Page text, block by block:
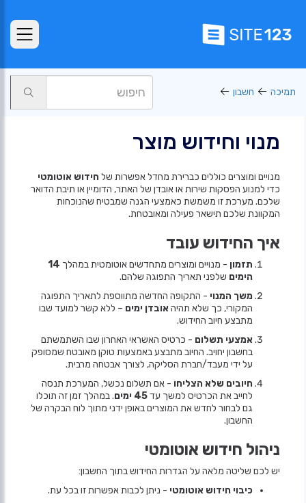
תמיכה חשבון
מנוי וחידוש מוצר
מנויים ומוצרים כוללים כברירת מחדל אפשרות של חידוש אוטומטי
כדי למנוע הפסקות שירות או אובדן של האתר, הדומיין או תיבת הדואר
שלכם. מערכת זו משמשת כאמצעי הגנה שמבטיח שהנוכחות
המקוונת שלכם תישאר פעילה ומאובטחת.
איך החידוש עובד
תזמון - מנויים ומוצרים מתחדשים אוטומטית במהלך 14
הימים שלפני תאריך התפוגה שלהם.
משך המנוי - התקופה החדשה מתווספת לתאריך התפוגה
המקורי, כך שלא תהיה אובדן ימים – ללא קשר למועד שבו
מתבצע חיוב החידוש.
אמצעי תשלום - כרטיס האשראי האחרון שבו השתמשתם
בחשבון יחויב. החיוב מתבצע באמצעות טוקן מאובטח שמסופק
על ידי מעבד/חברת הסליקה, לצורך אבטחה מרבית.
חיובים שלא הצליחו - אם תשלום נכשל, המערכת תנסה
לחייב את הכרטיס למשך עד45 ימים
. במהלך זמן זה תוכלו
גם לבחור לחדש את המוצרים באופן ידני מתוך לוח הבקרה של
החשבון.
ניהול חידוש אוטומטי
יש לכם שליטה מלאה על הגדרות החידוש בתוך החשבון:
כיבוי חידוש אוטומטי - ניתן לכבות אפשרות זו בכל עת.